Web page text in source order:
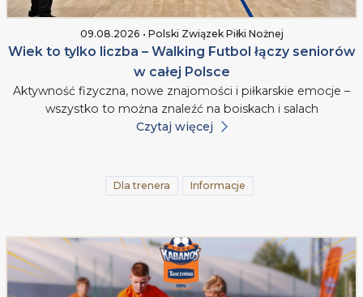
09.08.2026 • Polski Związek Piłki Nożnej
Wiek to tylko liczba – Walking Futbol łączy seniorów
w całej Polsce
Aktywność fizyczna, nowe znajomości i piłkarskie emocje –
wszystko to można znaleźć na boiskach i salach
Czytaj więcej
Dla trenera Informacje